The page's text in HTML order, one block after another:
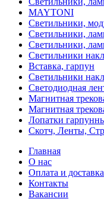
MAYTONI
Светильники,
Светильники,
Светильники,
Светильники
Вставка, гарпун
Светильники
Светодиодная
Магнитная
Магнитная
Лопатки
Скотч, Ленты,
Главная
О нас
Оплата и доставка
Контакты
Вакансии